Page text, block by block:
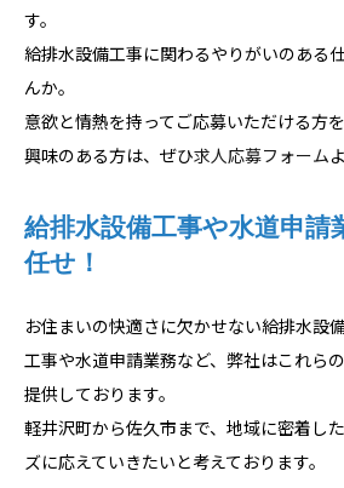
す。
給排水設備工事に関わるやりがいのある
んか。
意欲と情熱を持ってご応募いただける方
興味のある方は、ぜひ求人応募フォーム
給排水設備工事や水道申請
任せ！
お住まいの快適さに欠かせない給排水設
工事や水道申請業務など、弊社はこれら
提供しております。
軽井沢町から佐久市まで、地域に密着し
ズに応えていきたいと考えております。